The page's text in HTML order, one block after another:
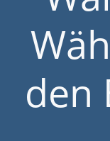
den